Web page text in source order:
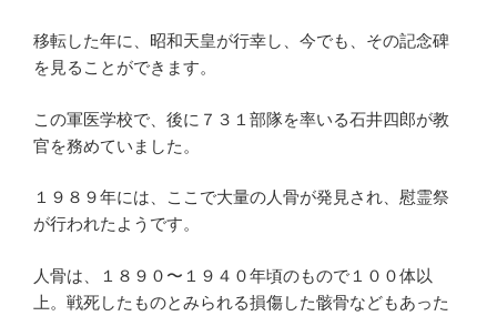
移転した年に、昭和天皇が行幸し、今でも、その記念碑
を見ることができます。
この軍医学校で、後に７３１部隊を率いる石井四郎が教
官を務めていました。
１９８９年には、ここで大量の人骨が発見され、慰霊祭
が行われたようです。
人骨は、１８９０〜１９４０年頃のもので１００体以
上。戦死したものとみられる損傷した骸骨などもあった